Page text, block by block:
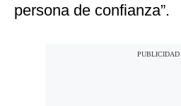
persona de confianza”.